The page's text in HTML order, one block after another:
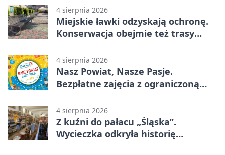
4 sierpnia 2026
Miejskie ławki odzyskają ochronę.
Konserwacja obejmie też trasy
4 sierpnia 2026
Nasz Powiat, Nasze Pasje.
Bezpłatne zajęcia z ograniczoną
4 sierpnia 2026
Z kuźni do pałacu „Śląska”.
Wycieczka odkryła historię